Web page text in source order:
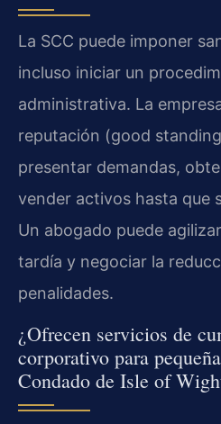
La SCC puede imponer
incluso iniciar un
administrativa. La
reputación (good
presentar demandas,
vender activos hasta que
Un abogado puede
tardía y negociar la
penalidades.
¿Ofrecen servicios de
corporativo para
Condado de Isle of